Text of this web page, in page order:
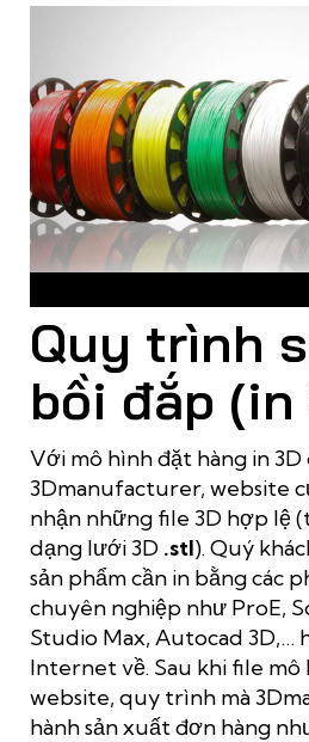
Quy trình
bồi đắp (in
Với mô hình đặt hàng in
3Dmanufacturer, website
nhận những file 3D hợp lệ
dạng lưới 3D .stl). Quý
sản phẩm cần in bằng các
chuyên nghiệp như ProE,
Studio Max, Autocad 3D,…
Internet về. Sau khi file
website, quy trình mà
hành sản xuất đơn hàng